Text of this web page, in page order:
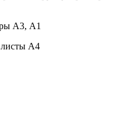
А3, А1
А4